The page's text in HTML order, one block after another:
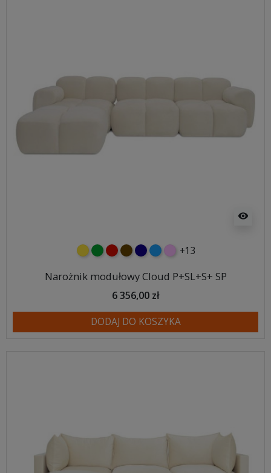
visibility
żółtyzielonyczerwony
czekoladowy
granatowy
niebieski
różowy
+13
Narożnik modułowy Cloud P+SL+S+ SP
6 356,00 zł
DODAJ DO KOSZYKA